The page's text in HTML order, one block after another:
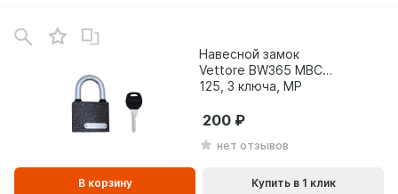
Навесной замок
Vettore BW365 МВС
125, 3 ключа, MP
нет отзывов
200
В корзину Купить в 1 клик